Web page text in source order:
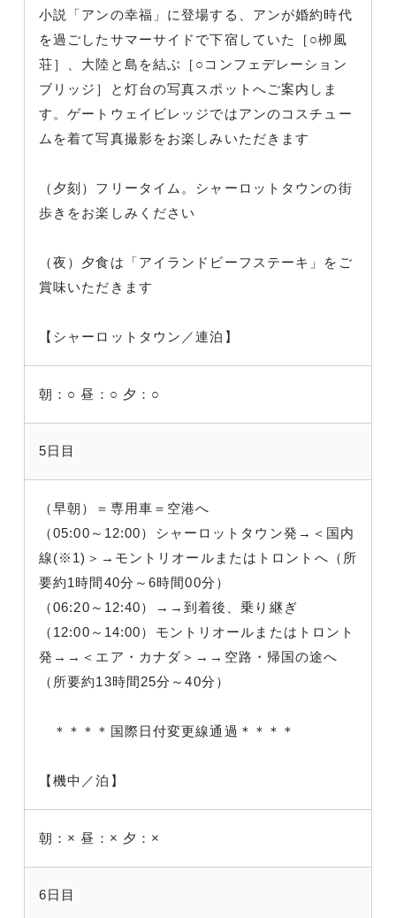
小説「アンの幸福」に登場する、アンが婚約時代
を過ごしたサマーサイドで下宿していた［○栁風
荘］、大陸と島を結ぶ［○コンフェデレーション
ブリッジ］と灯台の写真スポットへご案内しま
す。ゲートウェイビレッジではアンのコスチュー
ムを着て写真撮影をお楽しみいただきます
（夕刻）フリータイム。シャーロットタウンの街
歩きをお楽しみください
（夜）夕食は「アイランドビーフステーキ」をご
賞味いただきます
【シャーロットタウン／連泊】
朝：○ 昼：○ 夕：○
5日目
（早朝）＝専用車＝空港へ
（05:00～12:00）シャーロットタウン発→＜国内
線(※1)＞→モントリオールまたはトロントへ（所
要約1時間40分～6時間00分）
（06:20～12:40）→→到着後、乗り継ぎ
（12:00～14:00）モントリオールまたはトロント
発→→＜エア・カナダ＞→→空路・帰国の途へ
（所要約13時間25分～40分）
＊＊＊＊国際日付変更線通過＊＊＊＊
【機中／泊】
朝：× 昼：× 夕：×
6日目